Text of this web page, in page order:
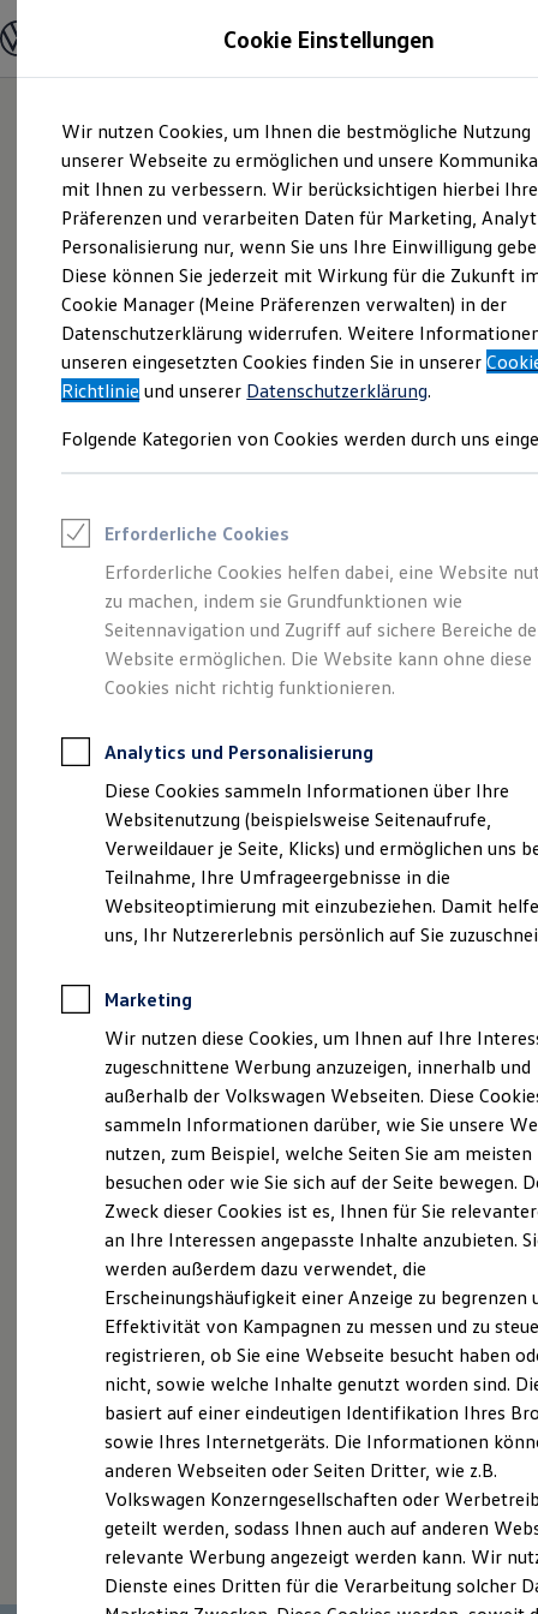
Hauptinhalt
springen
Footer
springen
Modelle und Konfigurator
Modelle vergleichen
Elektroautos
ENERGY Sondermodelle
Nutzfahrzeuge
SUV und CUV
Familienautos
Kombis
Kompaktwagen
Sportwagen
Schnell verfügbare Fahrzeuge
Angebote und Produkte
Aktuelle Angebote
E-Auto-Förderung
Volkswagen Marktplatz
Junge Gebrauchtwagen und Gebrauchtwagen
Saisonangebote
Leasing
Leasing-Angebote
Gebrauchtwagen Leasing
Junge Gebrauchtwagen-Leasing
Elektroauto Leasing
Kleinwagen-Leasing
Leasing ohne Anzahlung
Autokredit mit Schlussrate
Versicherungen und Garantien
Kfz-Versicherung
Restschuldversicherungen
Garantien
Wartungsverträge
Geschäftskunden
Professional Class bei Volkswagen
Großkunden
Behörden
Anpfiff zum Gewinn
Elektroautos
ID. Tutorials
Elektrofahrzeugkonzepte
Reichweite
Reichweite der ID. Modelle
Reichweite im Winter
Laden
Laden unterwegs
Laden Zuhause
Ladezeitensimulator
Batterie
Sicherheit
Garantie und Lebensdauer
Nachhaltigkeit
Technologie
Kosten und Kauf
Verbrauchskosten
Kaufoptionen
E-Auto-Förderung
Software und Konnektivität
Die ID. Software 6
ID. Software Versionen und Updates
Digitale Extras
Schnittstellen zu Ihrem ID.
Mehr Raum für alle(s).
Der Tayron.
Probefahrt vereinbaren
Fahrzeugangebot anfordern
Servicetermin buchen
Serviceanfrage stellen
Cookie Einstellungen
Wir nutzen Cookies, um Ihnen die bestmögliche Nutzung
unserer Webseite zu ermöglichen und unsere
mit Ihnen zu verbessern. Wir berücksichtigen hierbei Ihre
Präferenzen und verarbeiten Daten für Marketing,
Personalisierung nur, wenn Sie uns Ihre Einwilligung
Diese können Sie jederzeit mit Wirkung für die Zukunft
Cookie Manager (Meine Präferenzen verwalten) in der
Datenschutzerklärung widerrufen. Weitere
unseren eingesetzten Cookies finden Sie in unserer
Richtlinie und unserer Datenschutzerklärung.
Folgende Kategorien von Cookies werden durch uns
Erforderliche Cookies
Erforderliche Cookies helfen dabei, eine Website
zu machen, indem sie Grundfunktionen wie
Seitennavigation und Zugriff auf sichere Bereiche
Website ermöglichen. Die Website kann ohne diese
Cookies nicht richtig funktionieren.
Analytics und Personalisierung
Diese Cookies sammeln Informationen über Ihre
Websitenutzung (beispielsweise Seitenaufrufe,
Verweildauer je Seite, Klicks) und ermöglichen uns
Teilnahme, Ihre Umfrageergebnisse in die
Websiteoptimierung mit einzubeziehen. Damit
uns, Ihr Nutzererlebnis persönlich auf Sie
Marketing
Wir nutzen diese Cookies, um Ihnen auf Ihre
zugeschnittene Werbung anzuzeigen, innerhalb und
außerhalb der Volkswagen Webseiten. Diese
sammeln Informationen darüber, wie Sie unsere
nutzen, zum Beispiel, welche Seiten Sie am meisten
besuchen oder wie Sie sich auf der Seite bewegen.
Zweck dieser Cookies ist es, Ihnen für Sie
an Ihre Interessen angepasste Inhalte anzubieten.
werden außerdem dazu verwendet, die
Erscheinungshäufigkeit einer Anzeige zu begrenzen
Effektivität von Kampagnen zu messen und zu
registrieren, ob Sie eine Webseite besucht haben
nicht, sowie welche Inhalte genutzt worden sind.
basiert auf einer eindeutigen Identifikation Ihres
sowie Ihres Internetgeräts. Die Informationen
anderen Webseiten oder Seiten Dritter, wie z.B.
Volkswagen Konzerngesellschaften oder
geteilt werden, sodass Ihnen auch auf anderen
relevante Werbung angezeigt werden kann. Wir
Dienste eines Dritten für die Verarbeitung solcher